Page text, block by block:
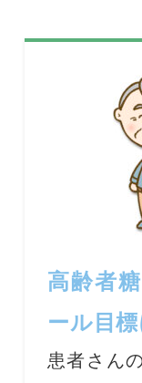
高齢者
ール目
患者さん